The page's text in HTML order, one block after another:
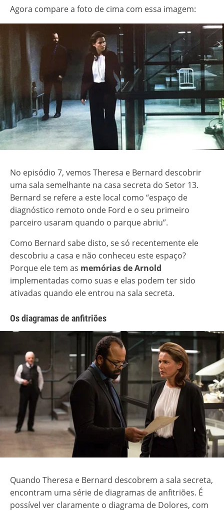
Agora compare a foto de cima com essa imagem:
No episódio 7, vemos Theresa e Bernard descobrir
uma sala semelhante na casa secreta do Setor 13.
Bernard se refere a este local como “espaço de
diagnóstico remoto onde Ford e o seu primeiro
parceiro usaram quando o parque abriu”.
Como Bernard sabe disto, se só recentemente ele
descobriu a casa e não conheceu este espaço?
Porque ele tem as memórias de Arnold
implementadas como suas e elas podem ter sido
ativadas quando ele entrou na sala secreta.
Os diagramas de anfitriões
Quando Theresa e Bernard descobrem a sala secreta,
encontram uma série de diagramas de anfitriões. É
possível ver claramente o diagrama de Dolores, com